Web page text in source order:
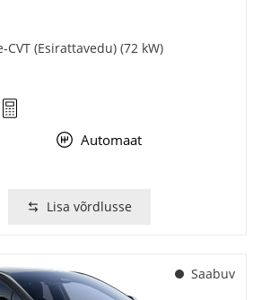
(Esirattavedu) (72 kW)
Automaat
Lisa võrdlusse
Saabuv